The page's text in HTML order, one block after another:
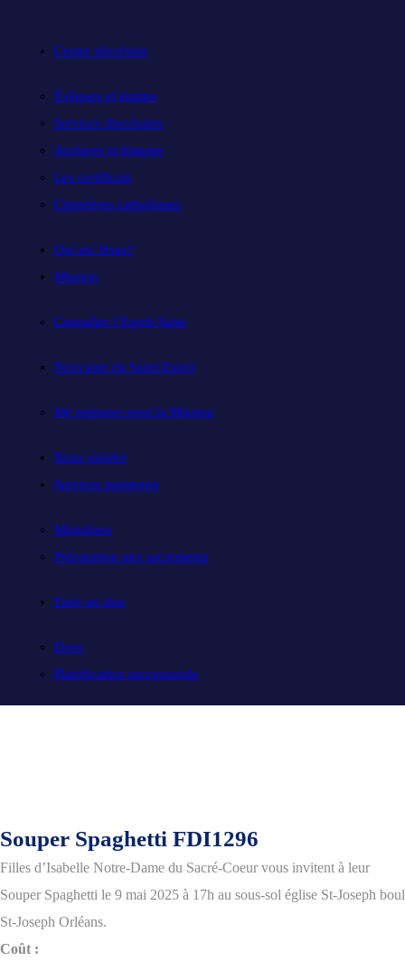
Centre diocésain
Évêques et équipe
Services diocésains
Archives et histoire
Les certificats
Cimetières catholiques
Qui est Jésus?
Mission
Connaître l’Esprit-Saint
Neuvaine du Saint-Esprit
Me préparer pour la Mission
Nous joindre
Services pastoraux
Ministères
Préparation aux sacrements
Faire un don
Dons
Planification successorale
Souper Spaghetti FDI1296
Filles d’Isabelle Notre-Dame du Sacré-Coeur vous invitent à leur
Souper Spaghetti le 9 mai 2025 à 17h au sous-sol église St-Joseph boul
St-Joseph Orléans.
Coût :